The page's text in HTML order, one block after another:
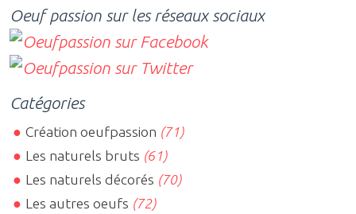
Oeuf passion sur les réseaux sociaux
Catégories
Création oeufpassion (71)
Les naturels bruts (61)
Les naturels décorés (70)
Les autres oeufs (72)